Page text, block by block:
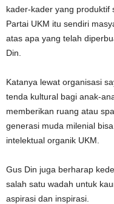
kader-kader yang produktif
Partai UKM itu sendiri
atas apa yang telah
Din.
Katanya lewat organisasi
tenda kultural bagi anak-
memberikan ruang atau
generasi muda milenial
intelektual organik UKM.
Gus Din juga berharap
salah satu wadah untuk
aspirasi dan inspirasi.